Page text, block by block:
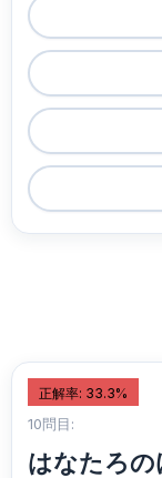
正解率: 33.3%
10問目:
はなたろ